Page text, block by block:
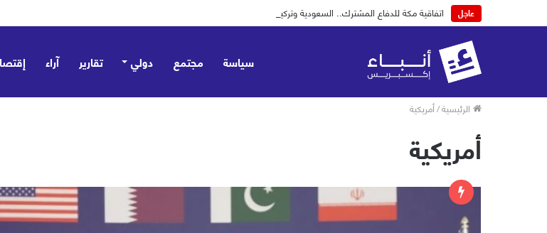
عاجل اتفاقية مكة للدفاع المشترك.. السعودية وتركيا وباكستان تؤسس مظلة ردع جماعي وتؤكد: ليست موجّهة ضد أي طرف – صور
سياسة مجتمع دولي تقارير آراء
الرئيسية/أمريكية
أمريكية